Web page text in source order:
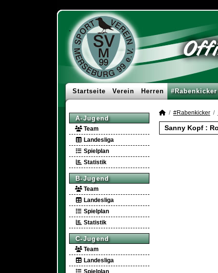
Startseite Verein Herren #Rabenkicker
A-Jugend
Team
Landesliga
Spielplan
Statistik
B-Jugend
Team
Landesliga
Spielplan
Statistik
C-Jugend
Team
Landesliga
Spielplan
#Rabenkicker
Sanny Kopf :